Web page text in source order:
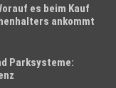
es beim Kauf
ankommt
Parksysteme: